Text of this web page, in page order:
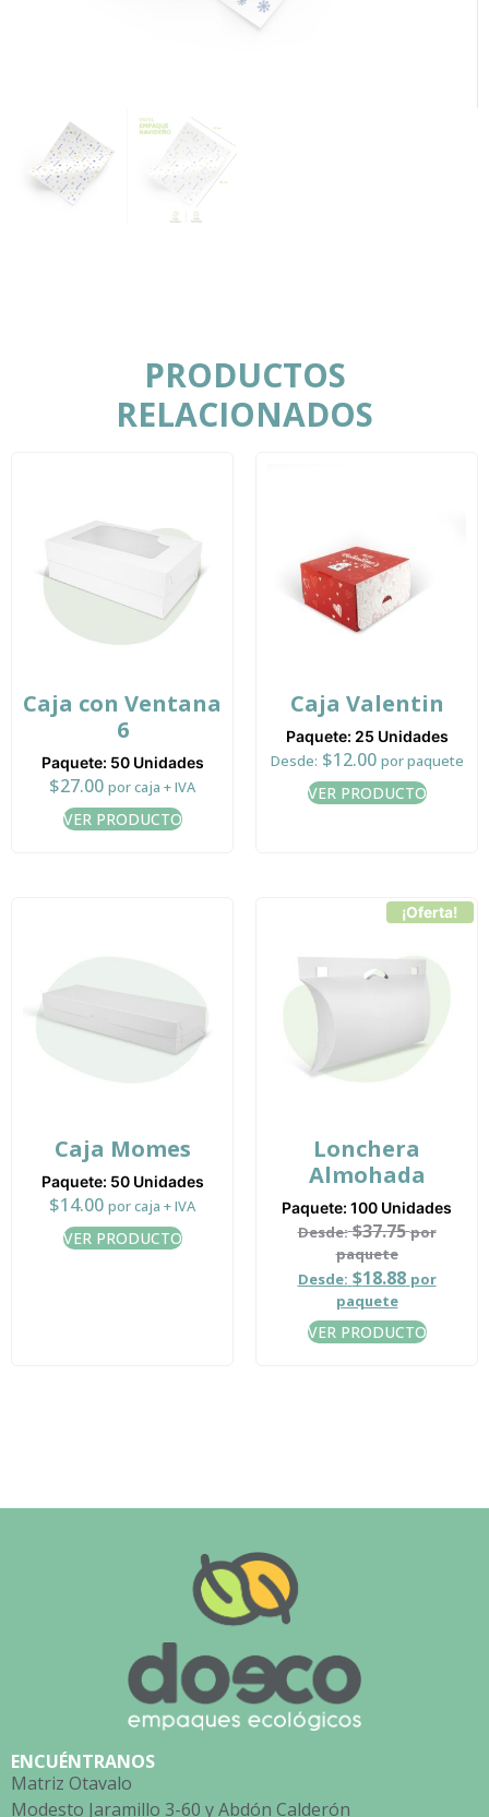
PRODUCTOS
RELACIONADOS
Caja con Ventana
6
Paquete: 50 Unidades
$27.00 por caja + IVA
VER PRODUCTO
Caja Valentin
Paquete: 25 Unidades
Desde: $12.00 por paquete
VER PRODUCTO
Caja Momes
Paquete: 50 Unidades
$14.00 por caja + IVA
VER PRODUCTO
¡Oferta!
Lonchera
Almohada
Paquete: 100 Unidades
Desde: $37.75 por
paquete
Desde: $18.88 por
paquete
VER PRODUCTO
ENCUÉNTRANOS
Matriz Otavalo
Modesto Jaramillo 3-60 y Abdón Calderón